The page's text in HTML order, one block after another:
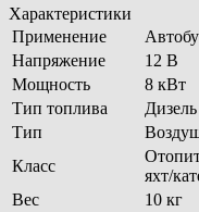
Характеристики
Применение
Напряжение
12 В
Мощность
8 кВт
Тип топлива
Дизель
Тип
Класс
яхт/
Вес
10 кг